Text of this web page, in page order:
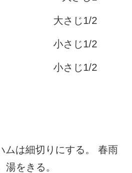
大さじ1/2
小さじ1/2
小さじ1/2
は細切りにする。 春雨
をきる。